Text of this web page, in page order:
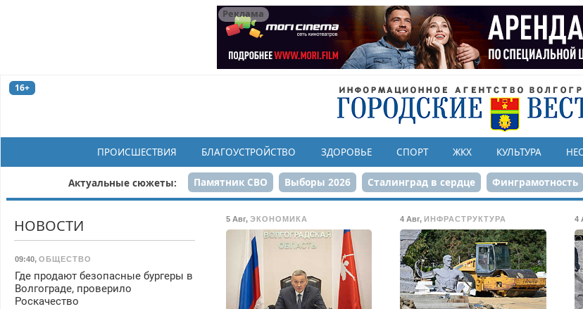
Реклама
16+
ПРОИСШЕСТВИЯ БЛАГОУСТРОЙСТВО ЗДОРОВЬЕ СПОРТ ЖКХ КУЛЬТУРА
Актуальные сюжеты: Памятник СВО Выборы 2026 Сталинград в сердце Финграмотность
80-летие Победы Парк
5 Авг,ЭКОНОМИКА 4 Авг, ИНФРАСТРУКТУРА 4
НОВОСТИ
09:40, ОБЩЕСТВО
Где продают безопасные бургеры в
Волгограде, проверило
Роскачество